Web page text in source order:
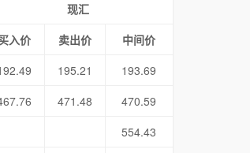
现汇
入价
卖出价
中间价
195.21
193.69
471.48
470.59
554.43